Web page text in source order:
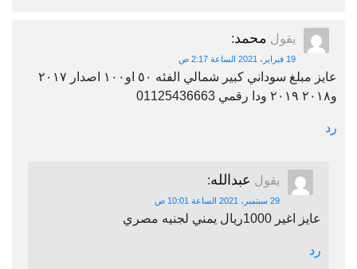
يقول محمد:
19 فبراير، 2021 الساعة 2:17 ص
عايز مبلغ سوداني كبير شمالي الفئه ٥٠ او١٠٠ اصدار ٢٠١٧
و٢٠١٨ ٢٠١٩ ودا رقمي 01125436663
رد
يقول عبدالله:
29 سبتمبر، 2021 الساعة 10:01 ص
عايز اغير 1000ريال يمني لجنيه مصري
رد